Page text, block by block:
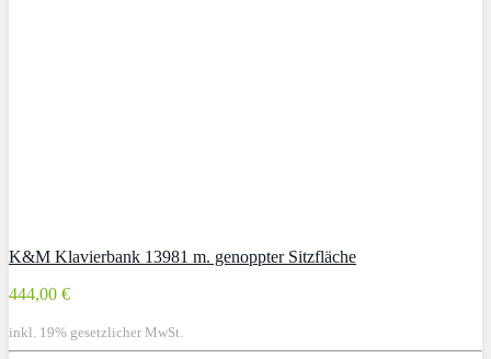
K&M Klavierbank 13981 m. genoppter Sitzfläche
444,00 €
inkl. 19% gesetzlicher MwSt.